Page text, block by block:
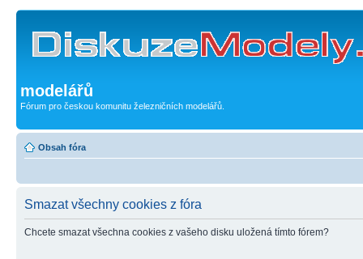
modelářů
Fórum pro českou komunitu železničních modelářů.
Obsah fóra
Smazat všechny cookies z fóra
Chcete smazat všechna cookies z vašeho disku uložená tímto fórem?